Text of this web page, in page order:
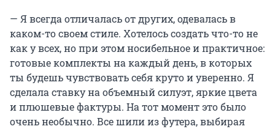
— Я всегда отличалась от других, одевалась в
каком-то своем стиле. Хотелось создать что-то не
как у всех, но при этом носибельное и практичное:
готовые комплекты на каждый день, в которых
ты будешь чувствовать себя круто и уверенно. Я
сделала ставку на объемный силуэт, яркие цвета
и плюшевые фактуры. На тот момент это было
очень необычно. Все шили из футера, выбирая